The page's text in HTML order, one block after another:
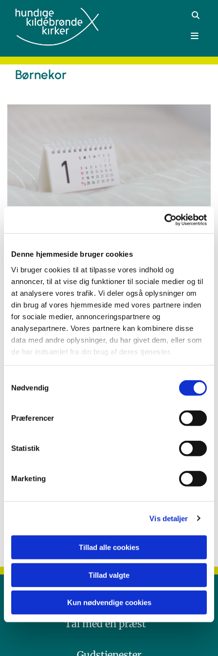
Denne hjemmeside bruger cookies
Vi bruger cookies til at tilpasse vores indhold og
annoncer, til at vise dig funktioner til sociale medier og til
at analysere vores trafik. Vi deler også oplysninger om
din brug af vores hjemmeside med vores partnere inden
for sociale medier, annonceringspartnere og
analysepartnere. Vores partnere kan kombinere disse
data med andre oplysninger, du har givet dem, eller som
de har indsamlet fra din brug af deres tjenester.
Nødvendig
Præferencer
Statistik
Marketing
Vis detaljer
Tillad alle cookies
Tillad valgte
Kun nødvendige cookies
Børnekor
Torsdag 20. maj 2027, kl. 14:00 - 15:00
Hundige Kirke, Eriksmindevej, 2670
Greve
Louise Trojahn
Kontakt
Tal med en præst